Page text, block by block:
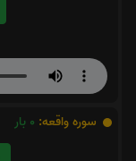
سوره واقعه: 0 بار